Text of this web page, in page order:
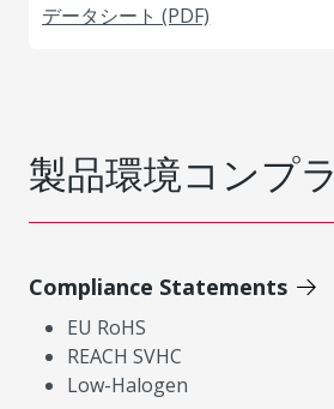
データシート (PDF)
製品環境コンプ
Compliance Statements
EU RoHS
REACH SVHC
Low-Halogen